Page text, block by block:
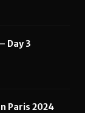
Day 3
Paris 2024